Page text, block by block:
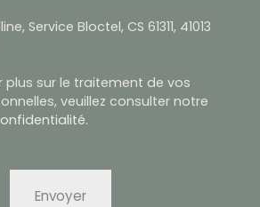
Service Bloctel, CS 61311, 41013
plus sur le traitement de vos
veuillez consulter notre
.
Envoyer